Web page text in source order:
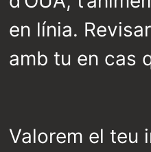
en línia.
amb tu en cas
Valorem el teu